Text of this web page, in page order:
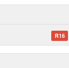
R16